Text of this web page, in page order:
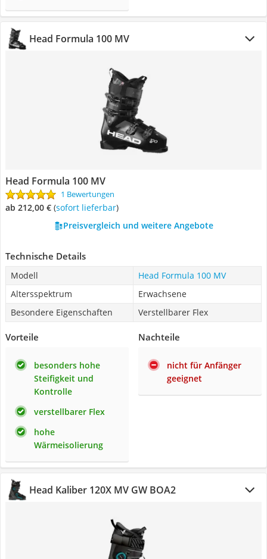
Head Formula 100 MV
Head Formula 100 MV
1 Bewertungen
ab 212,00 € ( Sofort lieferbar)
Preisvergleich und weitere Angebote
Technische Details
Modell
Head Formula 100 MV
Altersspektrum
Erwachsene
Besondere Eigenschaften
Verstellbarer Flex
Vorteile
besonders hohe
Steifigkeit und
Kontrolle
verstellbarer Flex
hohe
Wärmeisolierung
Nachteile
nicht für Anfänger
geeignet
Head Kaliber 120X MV GW BOA2